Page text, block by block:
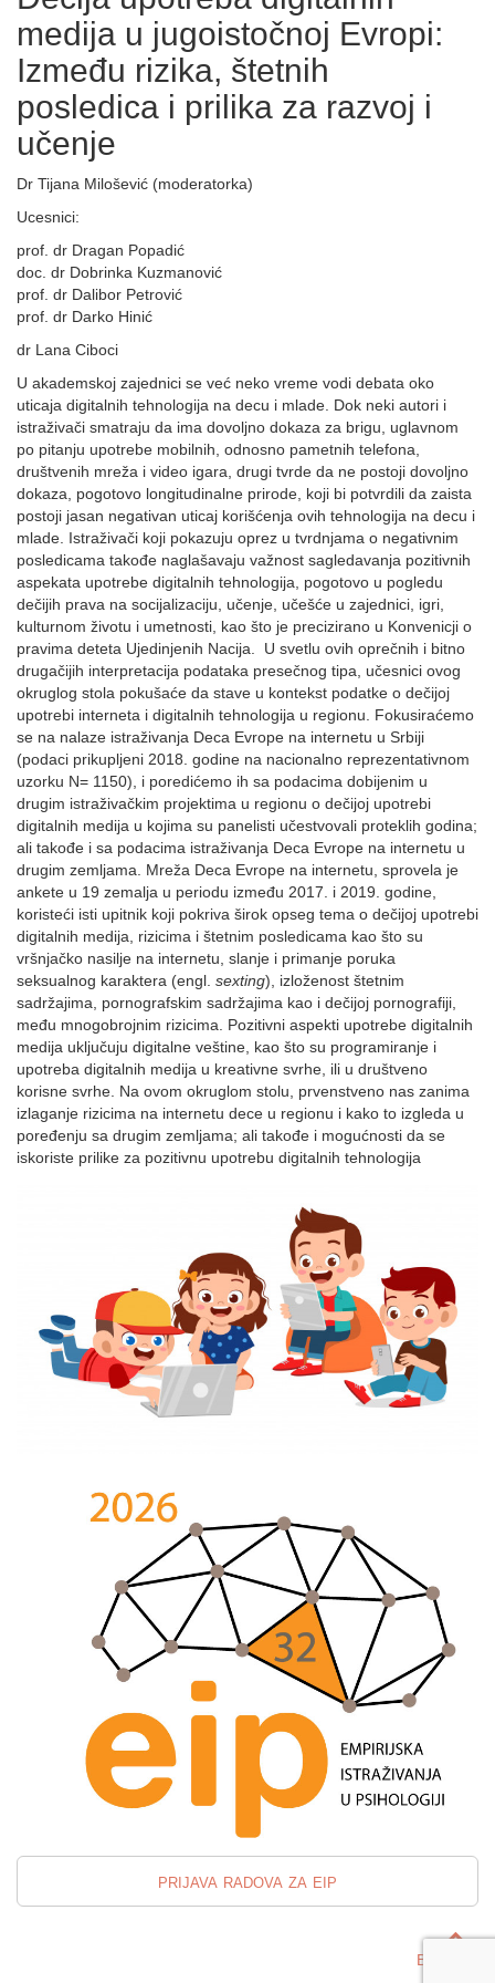
medija u jugoistočnoj Evropi:
Između rizika, štetnih
posledica i prilika za razvoj i
učenje
Dr Tijana Milošević (moderatorka)
Ucesnici:
prof. dr Dragan Popadić
doc. dr Dobrinka Kuzmanović
prof. dr Dalibor Petrović
prof. dr Darko Hinić
dr Lana Ciboci
U akademskoj zajednici se već neko vreme vodi debata oko
uticaja digitalnih tehnologija na decu i mlade. Dok neki autori i
istraživači smatraju da ima dovoljno dokaza za brigu, uglavnom
po pitanju upotrebe mobilnih, odnosno pametnih telefona,
društvenih mreža i video igara, drugi tvrde da ne postoji dovoljno
dokaza, pogotovo longitudinalne prirode, koji bi potvrdili da zaista
postoji jasan negativan uticaj korišćenja ovih tehnologija na decu i
mlade. Istraživači koji pokazuju oprez u tvrdnjama o negativnim
posledicama takođe naglašavaju važnost sagledavanja pozitivnih
aspekata upotrebe digitalnih tehnologija, pogotovo u pogledu
dečijih prava na socijalizaciju, učenje, učešće u zajednici, igri,
kulturnom životu i umetnosti, kao što je precizirano u Konvenicji o
pravima deteta Ujedinjenih Nacija. U svetlu ovih oprečnih i bitno
drugačijih interpretacija podataka presečnog tipa, učesnici ovog
okruglog stola pokušaće da stave u kontekst podatke o dečijoj
upotrebi interneta i digitalnih tehnologija u regionu. Fokusiraćemo
se na nalaze istraživanja Deca Evrope na internetu u Srbiji
(podaci prikupljeni 2018. godine na nacionalno reprezentativnom
uzorku N= 1150), i poredićemo ih sa podacima dobijenim u
drugim istraživačkim projektima u regionu o dečijoj upotrebi
digitalnih medija u kojima su panelisti učestvovali proteklih godina;
ali takođe i sa podacima istraživanja Deca Evrope na internetu u
drugim zemljama. Mreža Deca Evrope na internetu, sprovela je
ankete u 19 zemalja u periodu između 2017. i 2019. godine,
koristeći isti upitnik koji pokriva širok opseg tema o dečijoj upotrebi
digitalnih medija, rizicima i štetnim posledicama kao što su
vršnjačko nasilje na internetu, slanje i primanje poruka
seksualnog karaktera (engl. sexting), izloženost štetnim
sadržajima, pornografskim sadržajima kao i dečijoj pornografiji,
među mnogobrojnim rizicima. Pozitivni aspekti upotrebe digitalnih
medija uključuju digitalne veštine, kao što su programiranje i
upotreba digitalnih medija u kreativne svrhe, ili u društveno
korisne svrhe. Na ovom okruglom stolu, prvenstveno nas zanima
izlaganje rizicima na internetu dece u regionu i kako to izgleda u
poređenju sa drugim zemljama; ali takođe i mogućnosti da se
iskoriste prilike za pozitivnu upotrebu digitalnih tehnologija
prijava radova za eip
Back to top